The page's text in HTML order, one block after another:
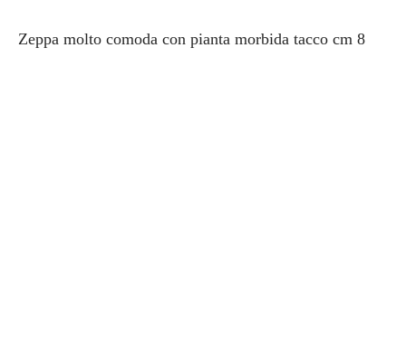
Zeppa molto comoda con pianta morbida tacco cm 8